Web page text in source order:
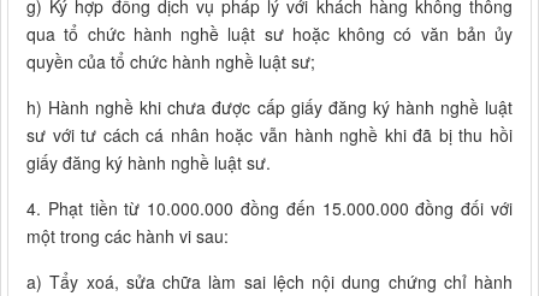
g) Ký hợp đồng dịch vụ pháp lý với khách hàng không thông
qua tổ chức hành nghề luật sư hoặc không có văn bản ủy
quyền của tổ chức hành nghề luật sư;
h) Hành nghề khi chưa được cấp giấy đăng ký hành nghề luật
sư với tư cách cá nhân hoặc vẫn hành nghề khi đã bị thu hồi
giấy đăng ký hành nghề luật sư.
4. Phạt tiền từ 10.000.000 đồng đến 15.000.000 đồng đối với
một trong các hành vi sau:
a) Tẩy xoá, sửa chữa làm sai lệch nội dung chứng chỉ hành